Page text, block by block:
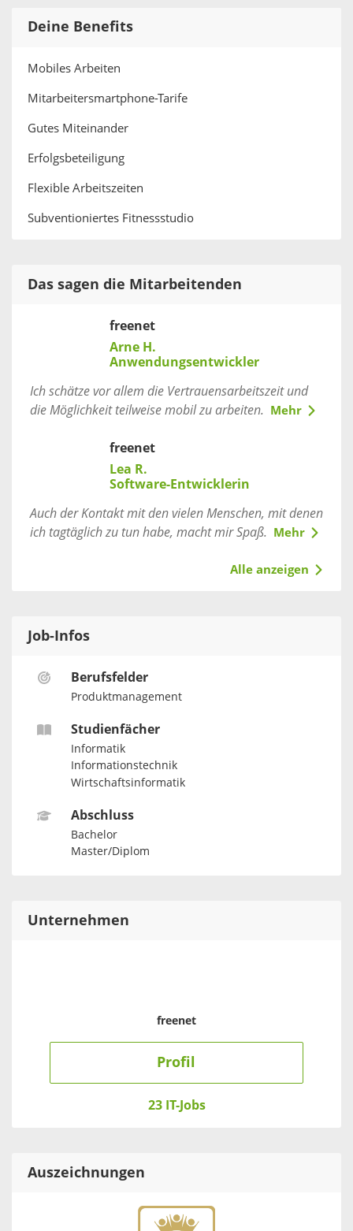
Deine Benefits
Mobiles Arbeiten
Mitarbeitersmartphone-Tarife
Gutes Miteinander
Erfolgsbeteiligung
Flexible Arbeitszeiten
Subventioniertes Fitnessstudio
Das sagen die Mitarbeitenden
freenet
Arne H.
Anwendungsentwickler
Ich schätze vor allem die Vertrauensarbeitszeit und
die Möglichkeit teilweise mobil zu arbeiten. Mehr
freenet
Lea R.
Software-Entwicklerin
Auch der Kontakt mit den vielen Menschen, mit denen
ich tagtäglich zu tun habe, macht mir Spaß. Mehr
Alle anzeigen
Job-Infos
Berufsfelder
Produktmanagement
Studienfächer
Informatik
Informationstechnik
Wirtschaftsinformatik
Abschluss
Bachelor
Master/Diplom
Unternehmen
freenet
Profil
23 IT-Jobs
Auszeichnungen